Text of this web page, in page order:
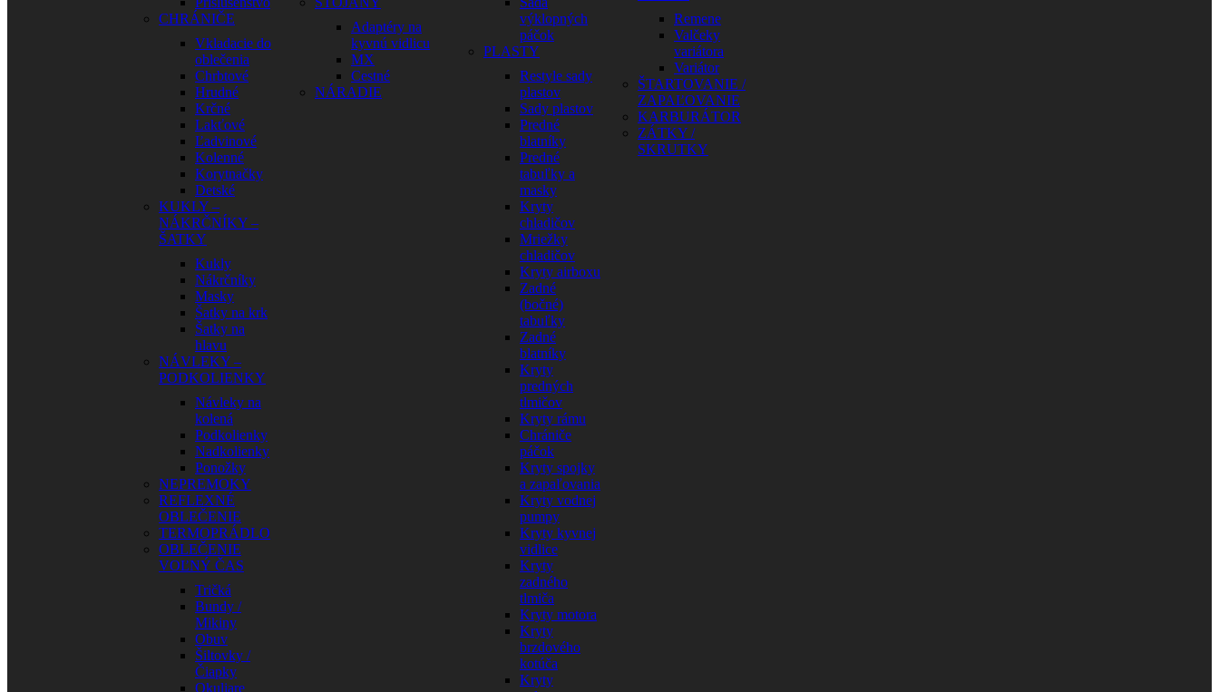
CHRÁNIČE
Vkladacie do
oblečenia
Chrbtové
Hrudné
Krčné
Lakťové
Ľadvinové
Kolenné
Korytnačky
Detské
KUKLY –
NÁKRČNÍKY –
ŠATKY
Kukly
Nákrčníky
Masky
Šatky na krk
Šatky na
hlavu
NÁVLEKY –
PODKOLIENKY
Návleky na
kolená
Podkolienky
Nadkolienky
Ponožky
NEPREMOKY
REFLEXNÉ
OBLEČENIE
TERMOPRÁDLO
OBLEČENIE
VOĽNÝ ČAS
Tričká
Bundy /
Mikiny
Obuv
Šiltovky /
Čiapky
Okuliare
Adaptéry na
kyvnú vidlicu
MX
Cestné
NÁRADIE
výklopných
páčok
PLASTY
Restyle sady
plastov
Sady plastov
Predné
blatníky
Predné
tabuľky a
masky
Kryty
chladičov
Mriežky
chladičov
Kryty airboxu
Zadné
(bočné)
tabuľky
Zadné
blatníky
Kryty
predných
tlmičov
Kryty rámu
Chrániče
páčok
Kryty spojky
a zapaľovania
Kryty vodnej
pumpy
Kryty kyvnej
vidlice
Kryty
zadného
tlmiča
Kryty motora
Kryty
brzdového
kotúča
Kryty
Remene
Valčeky
variátora
Variátor
ŠTARTOVANIE /
ZAPAĽOVANIE
KARBURÁTOR
ZÁTKY /
SKRUTKY